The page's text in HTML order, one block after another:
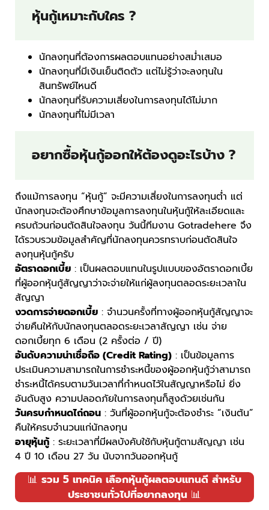
หุ้นกู้เหมาะกับใคร ?
นักลงทุนที่ต้องการผลตอบแทนอย่างสม่ำเสมอ
นักลงทุนที่มีเงินเย็นติดตัว แต่ไม่รู้ว่าจะลงทุนใน
สินทรัพย์ไหนดี
นักลงทุนที่รับความเสี่ยงในการลงทุนได้ไม่มาก
นักลงทุนที่ไม่มีเวลา
อยากซื้อหุ้นกู้ออกให้ต้องดูอะไรบ้าง ?
ถึงแม้การลงทุน “หุ้นกู้” จะมีความเสี่ยงในการลงทุนต่ำ แต่
นักลงทุนจะต้องศึกษาข้อมูลการลงทุนในหุ้นกู้ให้ละเอียดและ
ครบถ้วนก่อนตัดสินใจลงทุน วันนี้ทีมงาน Gotradehere จึง
ได้รวบรวมข้อมูลสำคัญที่นักลงทุนควรทราบก่อนตัดสินใจ
ลงทุนหุ้นกู้ครับ
อัตราดอกเบี้ย : เป็นผลตอบแทนในรูปแบบของอัตราดอกเบี้ย
ที่ผู้ออกหุ้นกู้สัญญาว่าจะจ่ายให้แก่ผู้ลงทุนตลอดระยะเวลาใน
สัญญา
งวดการจ่ายดอกเบี้ย : จำนวนครั้งที่ทางผู้ออกหุ้นกู้สัญญาจะ
จ่ายคืนให้กับนักลงทุนตลอดระยะเวลาสัญญา เช่น จ่าย
ดอกเบี้ยทุก 6 เดือน (2 ครั้งต่อ / ปี)
อันดับความน่าเชื่อถือ (Credit Rating) : เป็นข้อมูลการ
ประเมินความสามารถในการชำระหนี้ของผู้ออกหุ้นกู้ว่าสามารถ
ชำระหนี้ได้ครบตามวันเวลาที่กำหนดไว้ในสัญญาหรือไม่ ยิ่ง
อันดับสูง ความปลอดภัยในการลงทุนก็สูงด้วยเช่นกัน
วันครบกำหนดไถ่ถอน : วันที่ผู้ออกหุ้นกู้จะต้องชำระ “เงินต้น”
คืนให้ครบจำนวนแก่นักลงทุน
อายุหุ้นกู้ : ระยะเวลาที่มีผลบังคับใช้กับหุ้นกู้ตามสัญญา เช่น
4 ปี 10 เดือน 27 วัน นับจากวันออกหุ้นกู้
📊 รวม 5 เทคนิค เลือกหุ้นกู้ผลตอบแทนดี สำหรับ
ประชาชนทั่วไปที่อยากลงทุน 📊